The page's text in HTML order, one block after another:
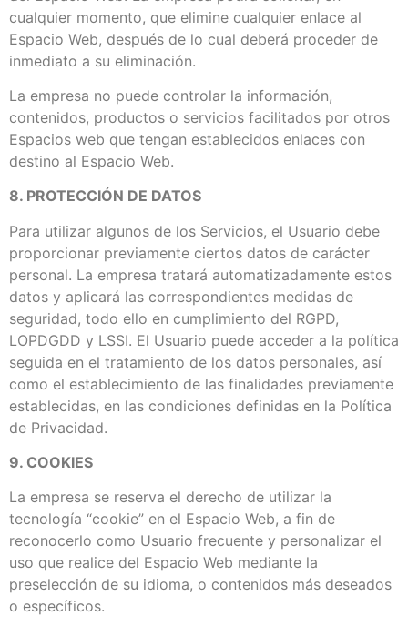
cualquier momento, que elimine cualquier enlace al
Espacio Web, después de lo cual deberá proceder de
inmediato a su eliminación.
La empresa no puede controlar la información,
contenidos, productos o servicios facilitados por otros
Espacios web que tengan establecidos enlaces con
destino al Espacio Web.
8. PROTECCIÓN DE DATOS
Para utilizar algunos de los Servicios, el Usuario debe
proporcionar previamente ciertos datos de carácter
personal. La empresa tratará automatizadamente estos
datos y aplicará las correspondientes medidas de
seguridad, todo ello en cumplimiento del RGPD,
LOPDGDD y LSSI. El Usuario puede acceder a la política
seguida en el tratamiento de los datos personales, así
como el establecimiento de las finalidades previamente
establecidas, en las condiciones definidas en la Política
de Privacidad.
9. COOKIES
La empresa se reserva el derecho de utilizar la
tecnología “cookie” en el Espacio Web, a fin de
reconocerlo como Usuario frecuente y personalizar el
uso que realice del Espacio Web mediante la
preselección de su idioma, o contenidos más deseados
o específicos.